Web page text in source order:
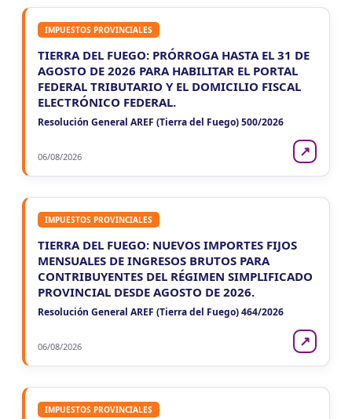
VIE
7 Agentes Ret. y Perc. E. Rios
CUIT 5-6-7-8-9-…
VIE
7 JUJUY
Agentes Ret. Perc. Jujuy
CUIT 0-1-2-3-4-…
7
CUIT 5-6-7-8-9-…
7 Agentes Retencion La Rioja
CUIT 5-6-7-8-9-…
NEUQUEN
VIE
NEUQUEN
IMPUESTOS PROVINCIALES
TIERRA DEL FUEGO: PRÓRROGA HASTA EL 31 DE
AGOSTO DE 2026 PARA HABILITAR EL PORTAL
FEDERAL TRIBUTARIO Y EL DOMICILIO FISCAL
ELECTRÓNICO FEDERAL.
Resolución General AREF (Tierra del Fuego) 500/2026
06/08/2026 ↗
IMPUESTOS PROVINCIALES
TIERRA DEL FUEGO: NUEVOS IMPORTES FIJOS
MENSUALES DE INGRESOS BRUTOS PARA
CONTRIBUYENTES DEL RÉGIMEN SIMPLIFICADO
PROVINCIAL DESDE AGOSTO DE 2026.
Resolución General AREF (Tierra del Fuego) 464/2026
06/08/2026 ↗
IMPUESTOS PROVINCIALES